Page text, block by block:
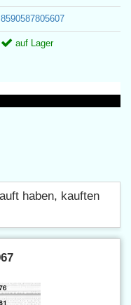
8590587805607
auf Lager
haben, kauften